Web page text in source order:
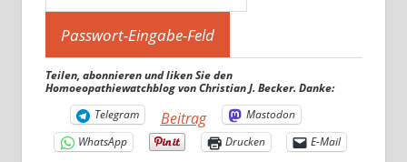
Teilen, abonnieren und liken Sie den
Homoeopathiewatchblog von Christian J. Becker. Danke:
Telegram
Beitrag
Mastodon
WhatsApp
Drucken E-Mail